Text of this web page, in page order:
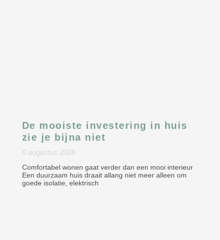
De mooiste investering in huis
zie je bijna niet
6 augustus 2026
Comfortabel wonen gaat verder dan een mooi interieur
Een duurzaam huis draait allang niet meer alleen om
goede isolatie, elektrisch